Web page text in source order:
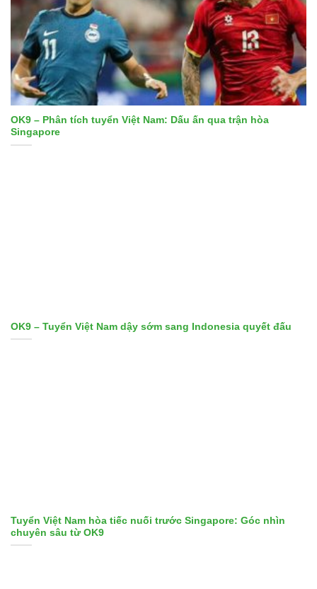
OK9 – Phân tích tuyển Việt Nam: Dấu ấn qua trận hòa
Singapore
OK9 – Tuyển Việt Nam dậy sớm sang Indonesia quyết đấu
Tuyển Việt Nam hòa tiếc nuối trước Singapore: Góc nhìn
chuyên sâu từ OK9